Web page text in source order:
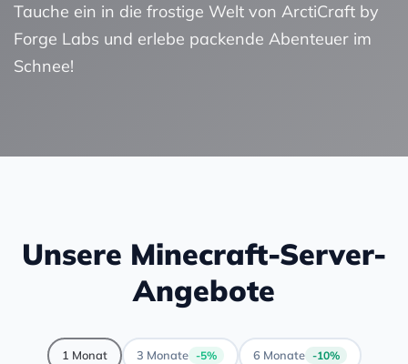
Tauche ein in die frostige Welt von ArctiCraft by
Forge Labs und erlebe packende Abenteuer im
Schnee!
Unsere Minecraft-Server-
Angebote
1 Monat 3 Monate -5% 6 Monate -10%